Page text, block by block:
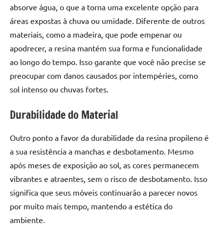
apresentar
as
práticas
e
tendências
para
criar
de
de
como
as
populares
River
Tables
absorve água, o que a torna uma excelente opção para
áreas expostas à chuva ou umidade. Diferente de outros
materiais, como a madeira, que pode empenar ou
apodrecer, a resina mantém sua forma e funcionalidade
ao longo do tempo. Isso garante que você não precise se
preocupar com danos causados por intempéries, como
sol intenso ou chuvas fortes.
Durabilidade do Material
Outro ponto a favor da durabilidade da resina propileno é
a sua resistência a manchas e desbotamento. Mesmo
após meses de exposição ao sol, as cores permanecem
vibrantes e atraentes, sem o risco de desbotamento. Isso
significa que seus móveis continuarão a parecer novos
por muito mais tempo, mantendo a estética do
ambiente.